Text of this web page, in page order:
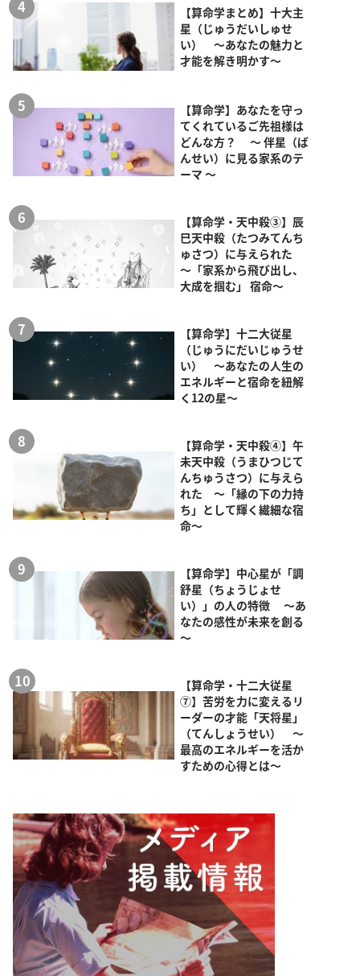
【算命学まとめ】十大主
星（じゅうだいしゅせ
い） ～あなたの魅力と
才能を解き明かす～
【算命学】あなたを守っ
てくれているご先祖様は
どんな方？ ～ 伴星（ば
んせい）に見る家系のテ
ーマ ～
【算命学・天中殺③】辰
巳天中殺（たつみてんち
ゅさつ）に与えられた
～「家系から飛び出し、
大成を掴む」 宿命～
【算命学】十二大従星
（じゅうにだいじゅうせ
い） ～あなたの人生の
エネルギーと宿命を紐解
く12の星～
【算命学・天中殺④】午
未天中殺（うまひつじて
んちゅうさつ）に与えら
れた ～「縁の下の力持
ち」として輝く繊細な宿
命～
【算命学】中心星が「調
舒星（ちょうじょせ
い）」の人の特徴 ～あ
なたの感性が未来を創る
～
【算命学・十二大従星
⑦】苦労を力に変えるリ
ーダーの才能「天将星」
（てんしょうせい） ～
最高のエネルギーを活か
すための心得とは～